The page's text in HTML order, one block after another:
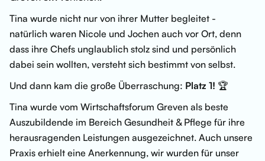
Tina wurde nicht nur von ihrer Mutter begleitet -
natürlich waren Nicole und Jochen auch vor Ort, denn
dass ihre Chefs unglaublich stolz sind und persönlich
dabei sein wollten, versteht sich bestimmt von selbst.
Und dann kam die große Überraschung: Platz 1! 🏆
Tina wurde vom Wirtschaftsforum Greven als beste
Auszubildende im Bereich Gesundheit & Pflege für ihre
herausragenden Leistungen ausgezeichnet. Auch unsere
Praxis erhielt eine Anerkennung, wir wurden für unser